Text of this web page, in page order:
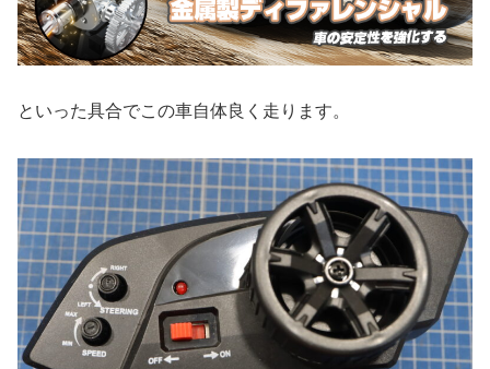
といった具合でこの車自体良く走ります。